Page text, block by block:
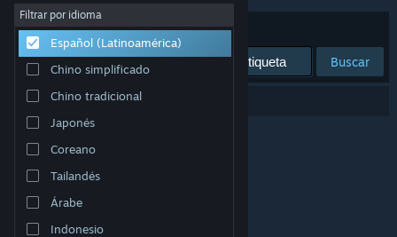
Soporte
Cambiar idioma
Obtener la aplicación de Steam Mobile
Ver versión clásica
Filtrar por idioma
Español (Latinoamérica)
Chino simplificado
Chino tradicional
Japonés
Coreano
Tailandés
Árabe
Indonesio
Ordenar por Relevancia
Buscar
0 resultado(s) coinciden con la búsqueda.